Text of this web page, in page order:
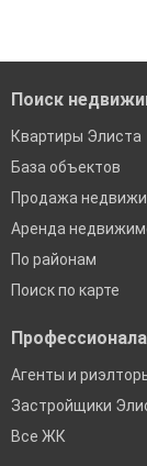
Поиск
Квартиры Элиста
База объектов
Продажа
Аренда
По районам
Поиск по карте
Агенты и
Застройщики
Все ЖК